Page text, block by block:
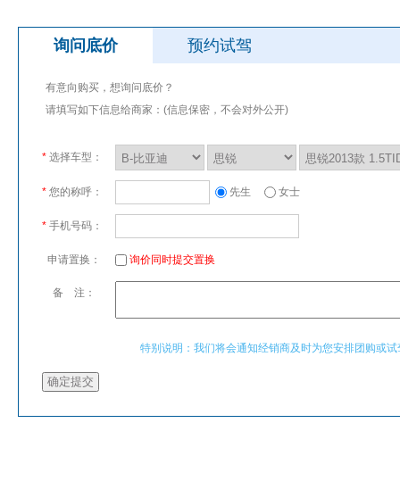
询问底价 预约试驾
有意向购买，想询问底价？
请填写如下信息给商家：(信息保密，不会对外公开)
* 选择车型：
* 您的称呼： 先生 女士
* 手机号码：
申请置换： 询价同时提交置换
备 注：
特别说明：我们将会通知经销商及时为您安排团购或试